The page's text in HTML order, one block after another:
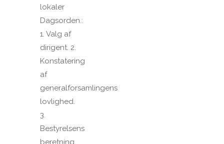
lokaler
Dagsorden.:
1. Valg af
dirigent. 2.
Konstatering
af
generalforsamlingens
lovlighed.
3.
Bestyrelsens
beretning